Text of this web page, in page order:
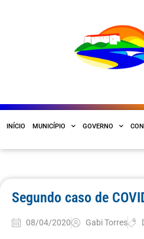
INÍCIO MUNICÍPIO GOVERNO
Segundo caso de
08/04/2020 Gabi Torres